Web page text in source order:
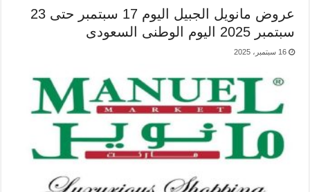
عروض مانويل الجبيل اليوم 17 سبتمبر حتى 23
سبتمبر 2025 اليوم الوطنى السعودى
16 سبتمبر، 2025